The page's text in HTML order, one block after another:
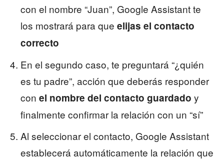
con el nombre “Juan”, Google Assistant te
los mostrará para que elijas el contacto
correcto
En el segundo caso, te preguntará “¿quién
es tu padre”, acción que deberás responder
con el nombre del contacto guardado y
finalmente confirmar la relación con un “sí”
Al seleccionar el contacto, Google Assistant
establecerá automáticamente la relación que